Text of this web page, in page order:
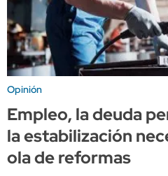
Opinión
Empleo, la deuda
la estabilización
ola de reformas